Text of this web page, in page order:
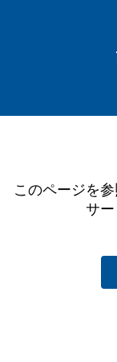
このページを
サ